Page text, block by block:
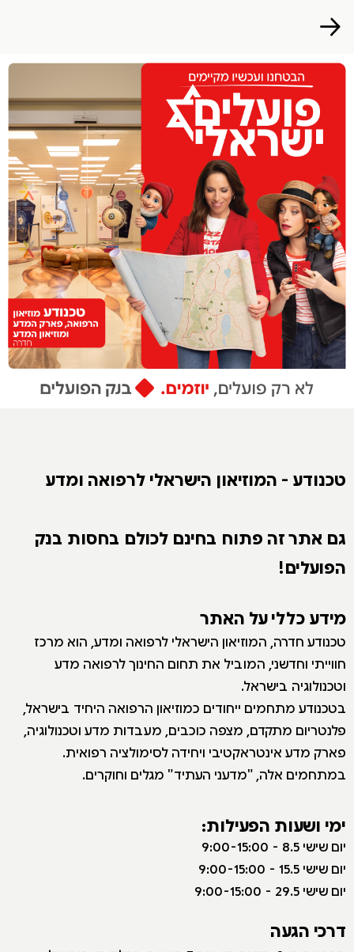
הפרופיל שלי
התנתק
טכנודע - המוזיאון הישראלי לרפואה ומדע
גם אתר זה פתוח בחינם לכולם בחסות בנק
הפועלים!
מידע כללי על האתר
טכנודע חדרה, המוזיאון הישראלי לרפואה ומדע, הוא מרכז
חווייתי וחדשני, המוביל את תחום החינוך לרפואה מדע
וטכנולוגיה בישראל.
בטכנודע מתחמים ייחודים כמוזיאון הרפואה היחיד בישראל,
פלנטריום מתקדם, מצפה כוכבים, מעבדות מדע וטכנולוגיה,
פארק מדע אינטראקטיבי ויחידה לסימולציה רפואית.
במתחמים אלה, "מדעני העתיד" מגלים וחוקרים.
ימי ושעות הפעילות:
יום שישי 8.5 - 9:00-15:00
יום שישי 15.5 - 9:00-15:00
יום שישי 29.5 - 9:00-15:00
דרכי הגעה